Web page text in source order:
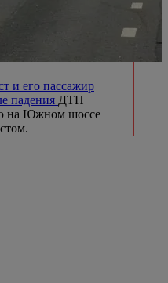
и его пассажир
падения ДТП
на Южном шоссе